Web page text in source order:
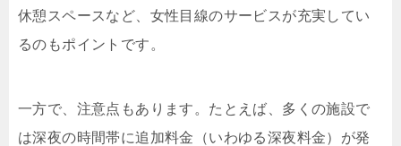
休憩スペースなど、女性目線のサービスが充実してい
るのもポイントです。
一方で、注意点もあります。たとえば、多くの施設で
は深夜の時間帯に追加料金（いわゆる深夜料金）が発